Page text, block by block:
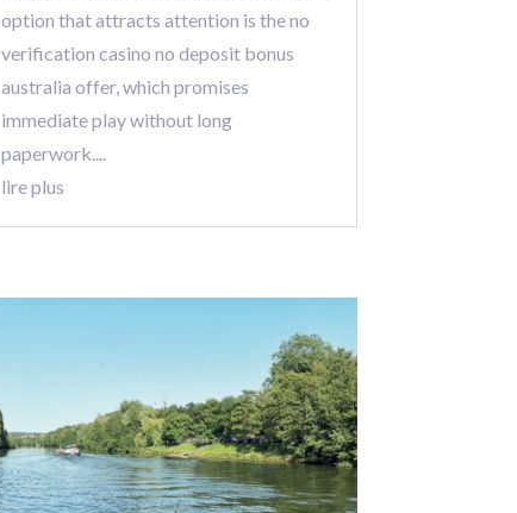
option that attracts attention is the no
verification casino no deposit bonus
australia offer, which promises
immediate play without long
paperwork....
lire plus